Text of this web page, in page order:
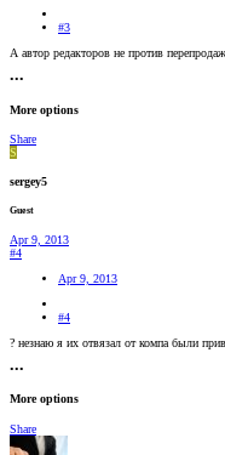
#3
А автор редакторов не против
•••
More options
Share
S
sergey5
Guest
Apr 9, 2013
#4
Apr 9, 2013
#4
? незнаю я их отвязал от компа были
•••
More options
Share